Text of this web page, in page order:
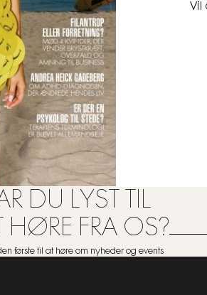
Vil
DU LYST TIL
HØRE FRA OS?
første til at høre om nyheder og events